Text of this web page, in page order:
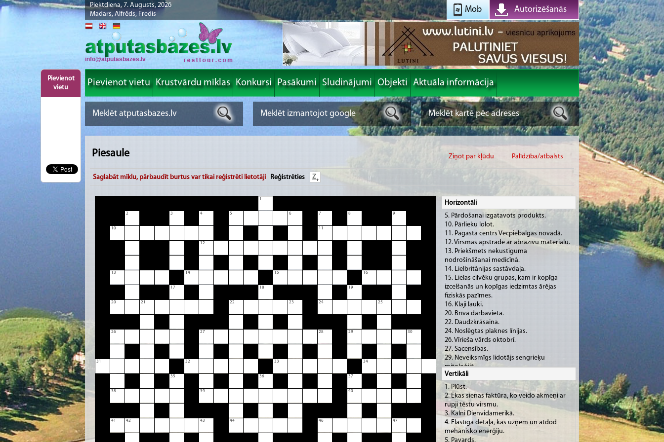
Piektdiena, 7. Augusts, 2026
Madars, Alfrēds, Fredis
Autorizēšanās
Mob
Pievienot
vietu
info@atputasbazes.lv
Pievienot vietu Krustvārdu mīklas Konkursi Pasākumi Sludinājumi Objekti Aktuāla informācija
Piesaule Palīdzība/atbalsts
Ziņot par kļūdu
Saglabāt mīklu, pārbaudīt burtus var tikai reģistrēti lietotāji Reģistrēties
1
2 3 4 5 6 7 8 9
10 11
12
13 14 15 16
17 18 19
20 21 22 23 24 25
26 27 28 29 30
31 32 33 34
35 36 37
38 39 40
41 42 43 44 46 47
Horizontāli
5. Pārdošanai izgatavots produkts.
10. Pārlieku lolot.
11. Pagasta centrs Vecpiebalgas novadā.
12. Virsmas apstrāde ar abrazīvu materiālu.
13. Priekšmets nekustīguma
nodrošināšanai medicīnā.
14. Lielbritānijas sastāvdaļa.
15. Lielas cilvēku grupas, kam ir kopīga
izcelšanās un kopīgas iedzimtas ārējas
fiziskās pazīmes.
16. Klaji lauki.
20. Brīva darbavieta.
22. Daudzkrāsaina.
24. Noslēgtas plaknes līnijas.
26. Vīrieša vārds oktobrī.
27. Sacensības.
29. Neveiksmīgs lidotājs sengrieķu
mitoloģijā.
31. No sausa koka atšķelta garena
vienmērīga biezuma skaida.
32. Mānīt.
33. Publiska demonstrēšana un vērtēšana.
34. Instrumentāls skaņdarbs.
38. Jumta seguma nesējelements.
39. Speciālists kuģu vadīšanā.
40. Mājdzīvnieki.
Vertikāli
1. Plūst.
2. Ēkas sienas faktūra, ko veido akmeņi ar
rupji tēstu virsmu.
3. Kalni Dienvidamerikā.
4. Elastīga detaļa, kas uzņem un atdod
mehānisko enerģiju.
5. Pavards.